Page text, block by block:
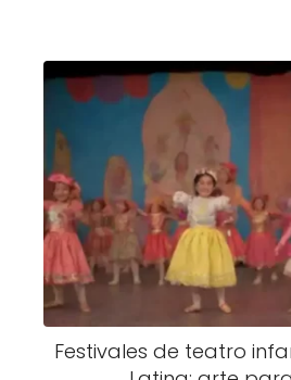
Festivales de teatro